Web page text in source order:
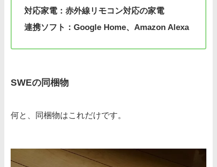
対応家電：赤外線リモコン対応の家電
連携ソフト：Google Home、Amazon Alexa
SWEの同梱物
何と、同梱物はこれだけです。